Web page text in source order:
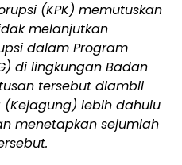
(KPK) memutuskan
melanjutkan
dalam Program
di lingkungan Badan
tersebut diambil
(Kejagung) lebih dahulu
menetapkan sejumlah